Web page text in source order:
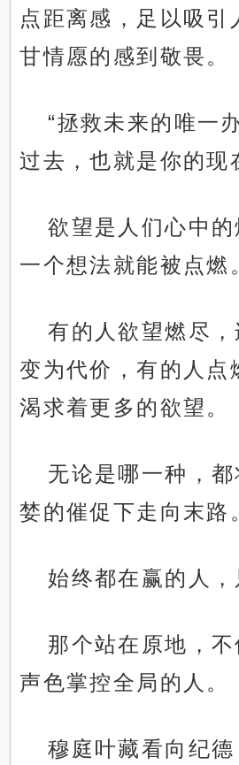
点距离感，足以吸引
甘情愿的感到敬畏。
“拯救未来的唯一
过去，也就是你的现
欲望是人们心中
一个想法就能被点燃
有的人欲望燃尽
变为代价，有的人点
渴求着更多的欲望。
无论是哪一种，
婪的催促下走向末路
始终都在赢的人，
那个站在原地，
声色掌控全局的人。
穆庭叶藏看向纪